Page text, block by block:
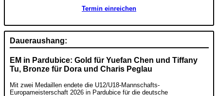
Termin einreichen
Daueraushang:
EM in Pardubice: Gold für Yuefan Chen und Tiffany
Tu, Bronze für Dora und Charis Peglau
Mit zwei Medaillen endete die U12/U18-Mannschafts-
Europameisterschaft 2026 in Pardubice für die deutsche